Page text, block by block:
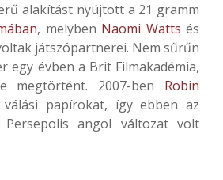
alakítást nyújtott a 21 gramm
, melyben Naomi Watts és
játszópartnerei. Nem sűrűn
egy évben a Brit Filmakadémia,
megtörtént. 2007-ben Robin
papírokat, így ebben az
angol változat volt